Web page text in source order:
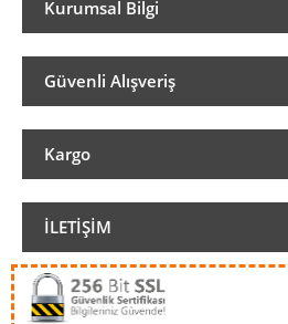
Kurumsal Bilgi
Güvenli Alışveriş
Kargo
İLETIŞIM